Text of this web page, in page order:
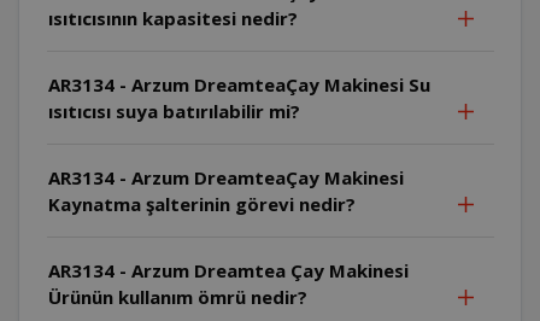
ısıtıcısının kapasitesi nedir?
AR3134 - Arzum DreamteaÇay Makinesi Su
ısıtıcısı suya batırılabilir mi?
AR3134 - Arzum DreamteaÇay Makinesi
Kaynatma şalterinin görevi nedir?
AR3134 - Arzum Dreamtea Çay Makinesi
Ürünün kullanım ömrü nedir?